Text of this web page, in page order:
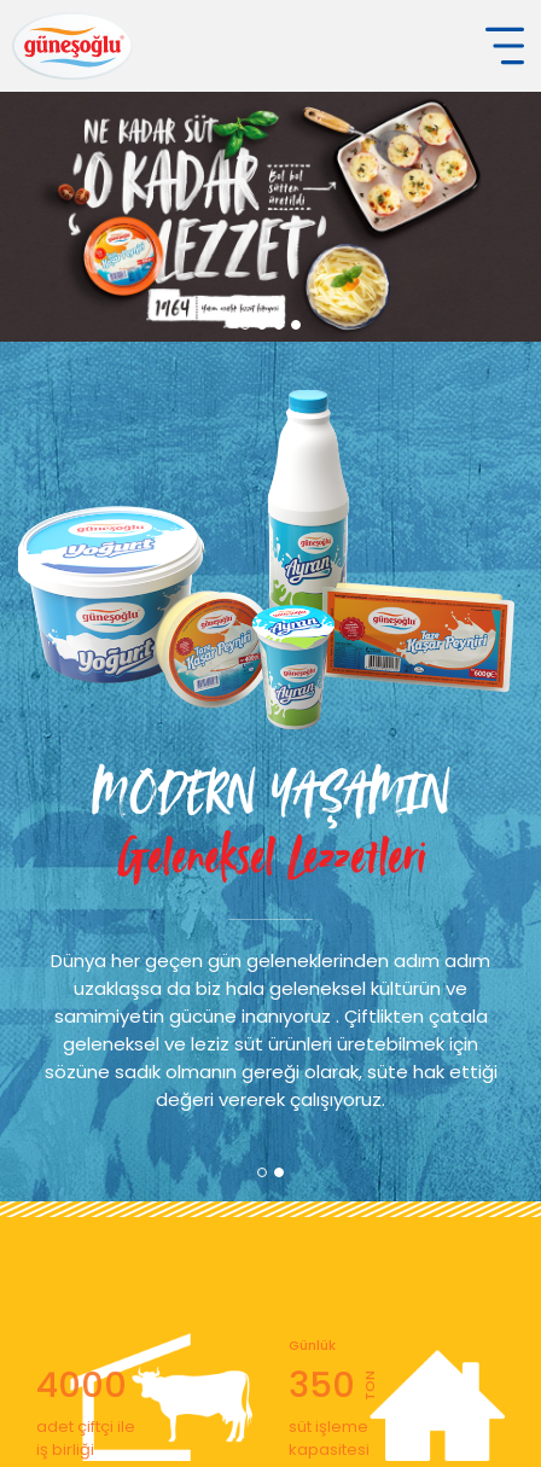
MODERN YAŞAMIN
Geleneksel Lezzetleri
Dünya her geçen gün geleneklerinden adım adım
uzaklaşsa da biz hala geleneksel kültürün ve
samimiyetin gücüne inanıyoruz . Çiftlikten çatala
geleneksel ve leziz süt ürünleri üretebilmek için
sözüne sadık olmanın gereği olarak, süte hak ettiği
değeri vererek çalışıyoruz.
4000
adet çiftçi ile
iş birliği
350
Günlük
TON
süt işleme
kapasitesi